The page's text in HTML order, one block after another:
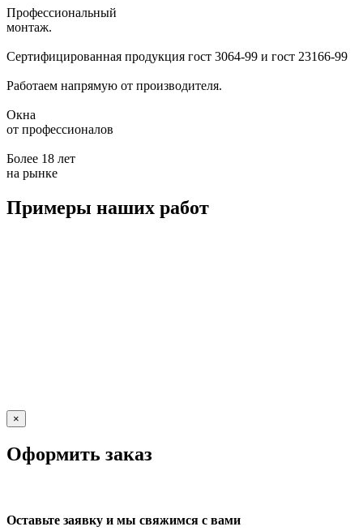
Профессиональный
монтаж.
Сертифицированная продукция гост 3064-99 и гост 23166-99
Работаем напрямую от производителя.
Окна
от профессионалов
Более 18 лет
на рынке
Примеры наших работ
×
Оформить заказ
Оставьте заявку и мы свяжимся с вами